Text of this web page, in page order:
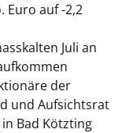
Euro auf -2,2
Juli an
der
und Aufsichtsrat
Bad Kötzting